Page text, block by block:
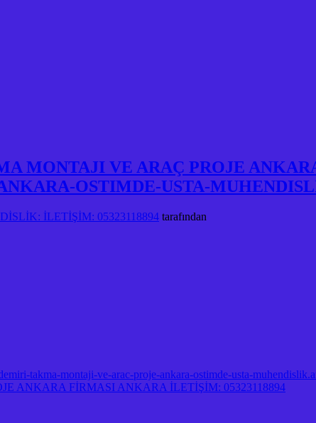
MONTAJI VE ARAÇ PROJE
OSTIMDE-USTA-
İLETİŞİM: 05323118894 tarafından
takma-montaji-ve-arac-proje-ankara-ostimde-usta-
ANKARA FİRMASI ANKARA İLETİŞİM: 05323118894